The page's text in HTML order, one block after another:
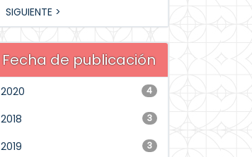
SIGUIENTE >
Fecha de publicación
4
2020
3
2018
3
2019